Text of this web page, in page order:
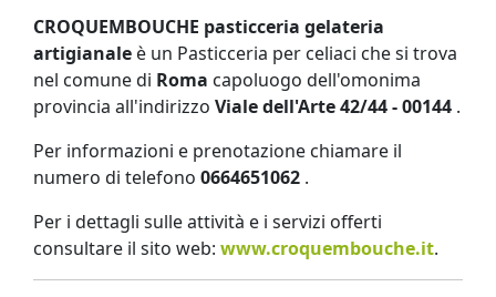
CROQUEMBOUCHE pasticceria gelateria
artigianale è un Pasticceria per celiaci che si trova
nel comune di Roma capoluogo dell'omonima
provincia all'indirizzo Viale dell'Arte 42/44 - 00144 .
Per informazioni e prenotazione chiamare il
numero di telefono 0664651062 .
Per i dettagli sulle attività e i servizi offerti
consultare il sito web: www.croquembouche.it.